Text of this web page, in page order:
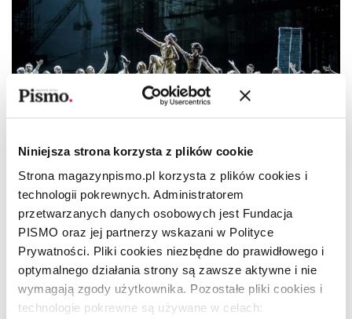
Niniejsza strona korzysta z plików cookie
Strona magazynpismo.pl korzysta z plików cookies i
technologii pokrewnych. Administratorem
przetwarzanych danych osobowych jest Fundacja
PISMO oraz jej partnerzy wskazani w Polityce
Prywatności. Pliki cookies niezbędne do prawidłowego i
optymalnego działania strony są zawsze aktywne i nie
wymagają zgody użytkownika. Pozostałe pliki cookies i
technologie pokrewne są używane w celach:
VOD TEATR WIELKI
Najlepsze miasto świata.
Opera o Warszawie